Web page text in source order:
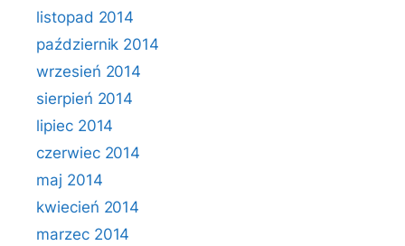
listopad 2014
październik 2014
wrzesień 2014
sierpień 2014
lipiec 2014
czerwiec 2014
maj 2014
kwiecień 2014
marzec 2014